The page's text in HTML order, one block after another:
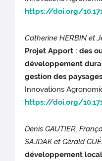
https://doi.org/
Catherine HERBIN et
Projet Apport : des
développement
gestion des
Innovations
https://doi.org/
Denis GAUTIER,
SAJDAK et Gérald
développement